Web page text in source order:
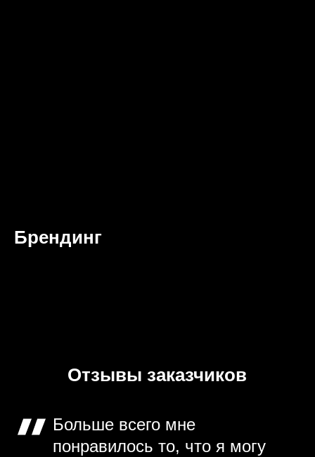
Брендинг
Отзывы заказчиков
Больше всего мне
понравилось то, что я могу